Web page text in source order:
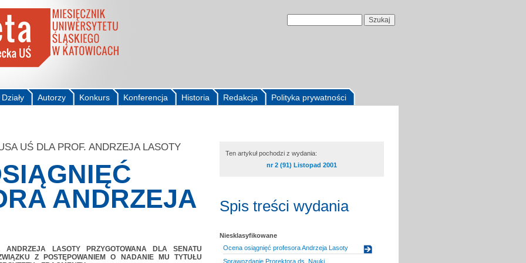
Polityka prywatności
Redakcja
Historia
Konferencja
Konkurs
Autorzy
Działy
UŚ DLA PROF. ANDRZEJA LASOTY
ANDRZEJA
ANDRZEJA LASOTY PRZYGOTOWANA DLA SENATU
Z POSTĘPOWANIEM O NADANIE MU TYTUŁU
Ten artykuł pochodzi z wydania:
nr 2 (91) Listopad 2001
Spis treści wydania
Niesklasyfikowane
Ocena osiągnięć profesora Andrzeja Lasoty
Sprawozdanie Prorektora ds. Nauki,